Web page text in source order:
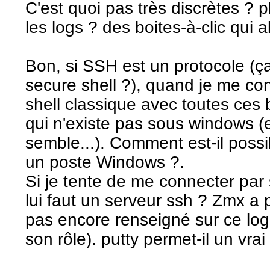
C'est quoi pas très discrètes ?
les logs ? des boites-à-clic qui
Bon, si SSH est un protocole
secure shell ?), quand je me
shell classique avec toutes ces
qui n'existe pas sous windows
semble...). Comment est-il
un poste Windows ?.
Si je tente de me connecter
lui faut un serveur ssh ? Zmx a
pas encore renseigné sur ce
son rôle). putty permet-il un